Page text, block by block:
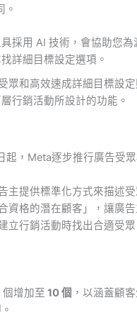
。
採用 AI 技術，會協助您為
詳細目標設定選項。
眾和高效速成詳細目標設
行銷活動所設計的功能。
起，Meta逐步推行廣告受
主提供標準化方式來描述受
資格的潛在顧客」，讓廣
立行銷活動時找出合適受眾
增加至 10 個 ，以涵蓋顧